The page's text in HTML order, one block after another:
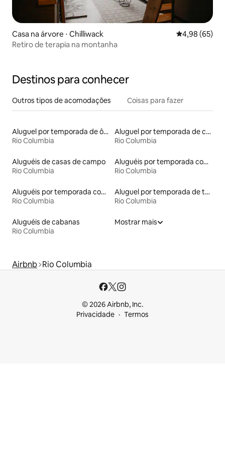
Casa na árvore ⋅ Chilliwack 4,98 de uma
4,98 (65)
Retiro de terapia na montanha
Destinos para conhecer
Outros tipos de acomodações Coisas para fazer
Aluguel por temporada de ônibus
Rio Columbia
Aluguel por temporada de casas arredondadas
Rio Columbia
Aluguéis de casas de campo
Rio Columbia
Aluguéis por temporada com acesso ao lago
Rio Columbia
Aluguéis por temporada com banheira
Rio Columbia
Aluguel por temporada de townhouses
Rio Columbia
Aluguéis de cabanas
Rio Columbia
Mostrar mais
Airbnb Rio Columbia
© 2026 Airbnb, Inc.
Privacidade
Termos